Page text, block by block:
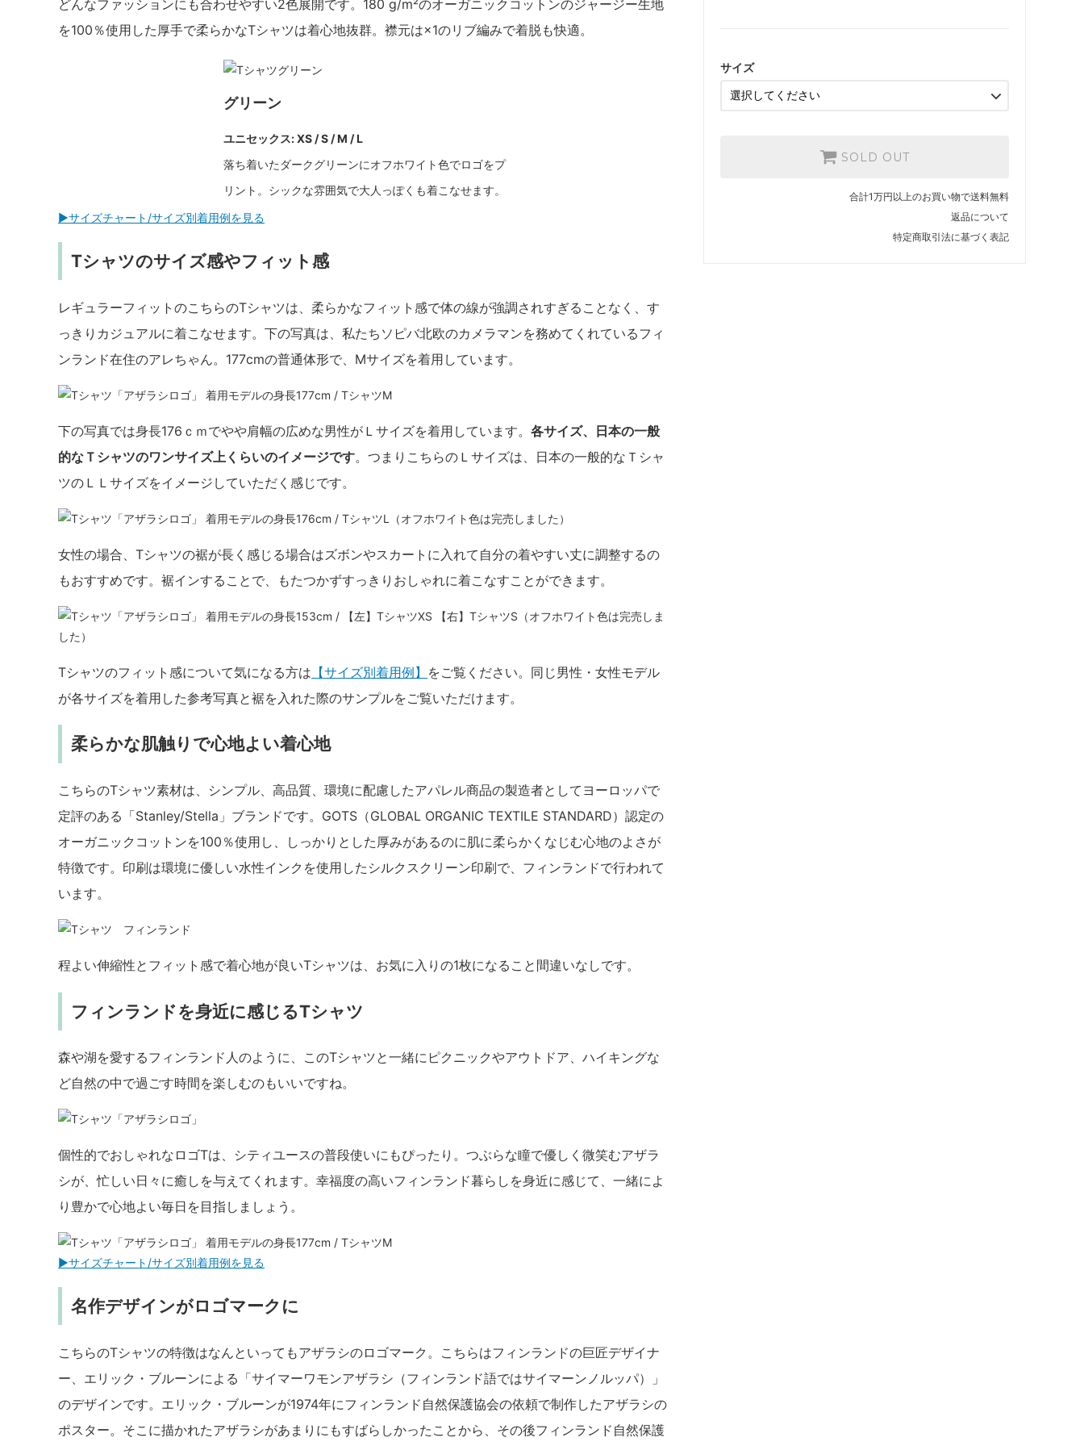
サイズ
SOLD OUT
合計1万円以上のお買い物で送料無料
返品について
特定商取引法に基づく表記
どんなファッションにも合わせやすい2色展開です。180 g/m²のオーガニックコットンのジャージー生地
を100％使用した厚手で柔らかなTシャツは着心地抜群。襟元は×1のリブ編みで着脱も快適。
グリーン
ユニセックス: XS / S / M / L
落ち着いたダークグリーンにオフホワイト色でロゴをプ
リント。シックな雰囲気で大人っぽくも着こなせます。
▶︎サイズチャート/サイズ別着用例を見る
Tシャツのサイズ感やフィット感
レギュラーフィットのこちらのTシャツは、柔らかなフィット感で体の線が強調されすぎることなく、す
っきりカジュアルに着こなせます。下の写真は、私たちソピバ北欧のカメラマンを務めてくれているフィ
ンランド在住のアレちゃん。177cmの普通体形で、Mサイズを着用しています。
着用モデルの身長177cm / TシャツM
下の写真では身長176ｃｍでやや肩幅の広めな男性がＬサイズを着用しています。 各サイズ、日本の一般
的なＴシャツのワンサイズ上くらいのイメージです。つまりこちらのＬサイズは、日本の一般的なＴシャ
ツのＬＬサイズをイメージしていただく感じです。
着用モデルの身長176cm / TシャツL（オフホワイト色は完売しました）
女性の場合、Tシャツの裾が長く感じる場合はズボンやスカートに入れて自分の着やすい丈に調整するの
もおすすめです。裾インすることで、もたつかずすっきりおしゃれに着こなすことができます。
着用モデルの身長153cm / 【左】TシャツXS 【右】TシャツS（オフホワイト色は完売しま
した）
Tシャツのフィット感について気になる方は 【サイズ別着用例】 をご覧ください。同じ男性・女性モデル
が各サイズを着用した参考写真と裾を入れた際のサンプルをご覧いただけます。
柔らかな肌触りで心地よい着心地
こちらのTシャツ素材は、シンプル、高品質、環境に配慮したアパレル商品の製造者としてヨーロッパで
定評のある「Stanley/Stella」ブランドです。GOTS（GLOBAL ORGANIC TEXTILE STANDARD）認定の
オーガニックコットンを100％使用し、しっかりとした厚みがあるのに肌に柔らかくなじむ心地のよさが
特徴です。印刷は環境に優しい水性インクを使用したシルクスクリーン印刷で、フィンランドで行われて
います。
程よい伸縮性とフィット感で着心地が良いTシャツは、お気に入りの1枚になること間違いなしです。
フィンランドを身近に感じるTシャツ
森や湖を愛するフィンランド人のように、このTシャツと一緒にピクニックやアウトドア、ハイキングな
ど自然の中で過ごす時間を楽しむのもいいですね。
個性的でおしゃれなロゴTは、シティユースの普段使いにもぴったり。つぶらな瞳で優しく微笑むアザラ
シが、忙しい日々に癒しを与えてくれます。幸福度の高いフィンランド暮らしを身近に感じて、一緒によ
り豊かで心地よい毎日を目指しましょう。
着用モデルの身長177cm / TシャツM
▶︎サイズチャート/サイズ別着用例を見る
名作デザインがロゴマークに
こちらのTシャツの特徴はなんといってもアザラシのロゴマーク。こちらはフィンランドの巨匠デザイナ
ー、エリック・ブルーンによる「サイマーワモンアザラシ（フィンランド語ではサイマーンノルッパ）」
のデザインです。エリック・ブルーンが1974年にフィンランド自然保護協会の依頼で制作したアザラシの
ポスター。そこに描かれたアザラシがあまりにもすばらしかったことから、その後フィンランド自然保護